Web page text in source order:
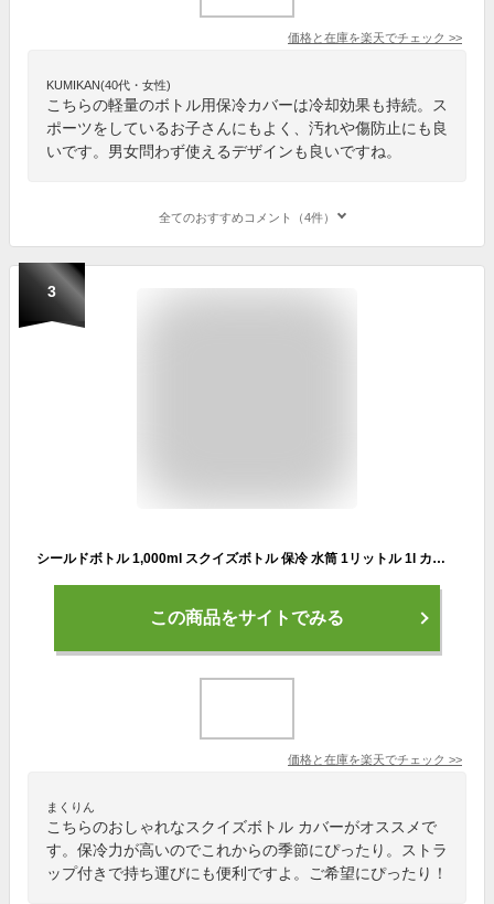
価格と在庫を楽天でチェック >>
KUMIKAN(40代・女性)
こちらの軽量のボトル用保冷カバーは冷却効果も持続。ス
ポーツをしているお子さんにもよく、汚れや傷防止にも良
いです。男女問わず使えるデザインも良いですね。
全てのおすすめコメント（4件）
3
シールドボトル 1,000ml スクイズボトル 保冷 水筒 1リットル 1l カバー ケース ボトルカバー 直飲み ダイレクト 軽い 軽量 こども 男の子 女の子 おしゃれ おすすめ スポーツ 子供 保冷ボトル 1000ml 水筒カバー 最強 [26310/set21201]
この商品をサイトでみる
価格と在庫を楽天でチェック >>
まくりん
こちらのおしゃれなスクイズボトル カバーがオススメで
す。保冷力が高いのでこれからの季節にぴったり。ストラ
ップ付きで持ち運びにも便利ですよ。ご希望にぴったり！